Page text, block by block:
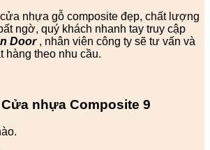
nhựa gỗ composite đẹp, chất lượng
ngờ, quý khách nhanh tay truy cập
Door, nhân viên công ty sẽ tư vấn và
hàng theo nhu cầu.
Cửa nhựa Composite 9